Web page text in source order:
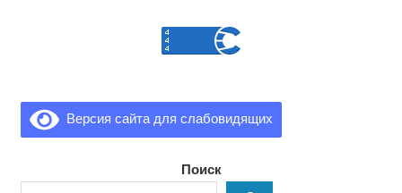
Версия сайта для слабовидящих
Поиск